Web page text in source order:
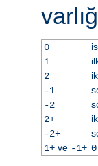
0
1
2
-1
-2
2+
-2+
1+ve -1+ 0